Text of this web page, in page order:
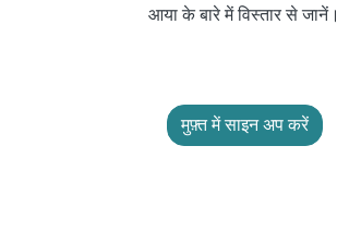
आया के बारे में विस्तार से जानें।
मुफ़्त में साइन अप करें